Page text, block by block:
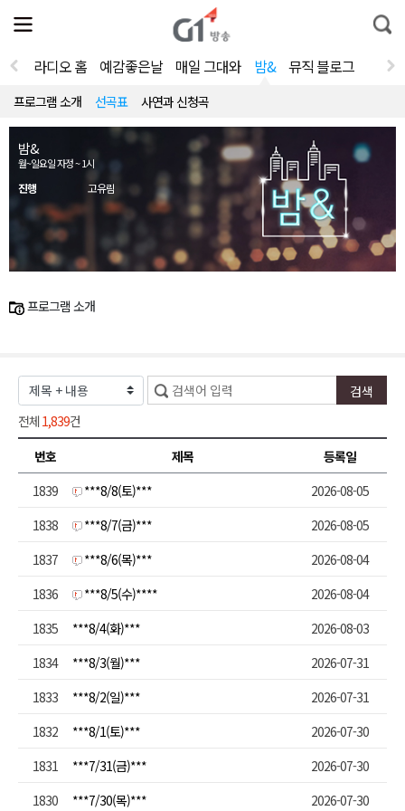
전
체
뉴
열
통
합
라디오 홈 예감좋은날 매일 그대와 밤& 뮤직 블로그
프로그램 소개 선곡표 사연과 신청곡
밤&
월~일요일 자정 ~ 1시
진행 고유림
프로그램 소개
전체 1,839건
번호
제목
등록일
1839
***8/8(토)***
2026-08-05
1838
***8/7(금)***
2026-08-05
1837
***8/6(목)***
2026-08-04
1836
***8/5(수)****
2026-08-04
1835
***8/4(화)***
2026-08-03
1834
***8/3(월)***
2026-07-31
1833
***8/2(일)***
2026-07-31
1832
***8/1(토)***
2026-07-30
1831
***7/31(금)***
2026-07-30
1830
***7/30(목)*** 2026-07-30